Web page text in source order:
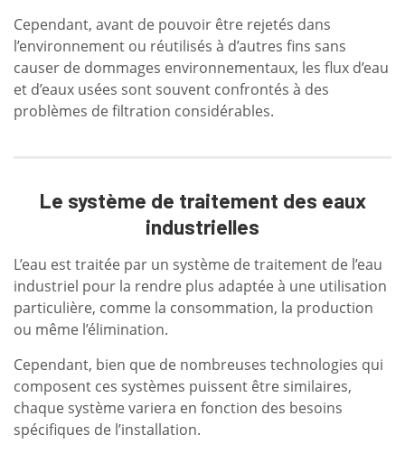
Cependant, avant de pouvoir être rejetés dans
l’environnement ou réutilisés à d’autres fins sans
causer de dommages environnementaux, les flux d’eau
et d’eaux usées sont souvent confrontés à des
problèmes de filtration considérables.
Le système de traitement des eaux
industrielles
L’eau est traitée par un système de traitement de l’eau
industriel pour la rendre plus adaptée à une utilisation
particulière, comme la consommation, la production
ou même l’élimination.
Cependant, bien que de nombreuses technologies qui
composent ces systèmes puissent être similaires,
chaque système variera en fonction des besoins
spécifiques de l’installation.